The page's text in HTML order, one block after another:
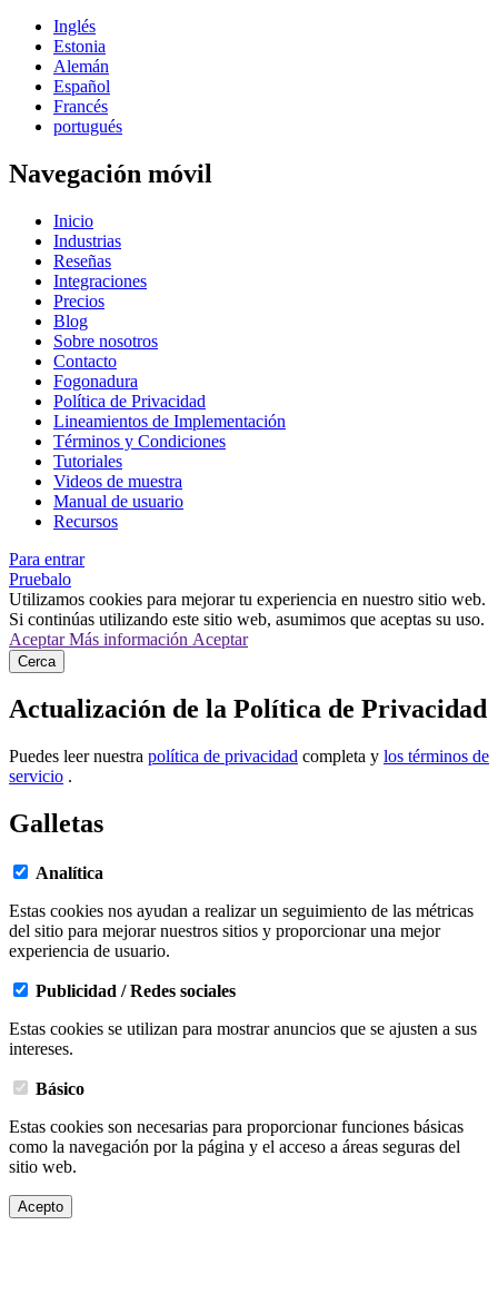
Inglés
Estonia
Alemán
Español
Francés
portugués
Navegación móvil
Inicio
Industrias
Reseñas
Integraciones
Precios
Blog
Sobre nosotros
Contacto
Fogonadura
Política de Privacidad
Lineamientos de Implementación
Términos y Condiciones
Tutoriales
Videos de muestra
Manual de usuario
Recursos
Para entrar
Pruebalo
Utilizamos cookies para mejorar tu experiencia en nuestro sitio web.
Si continúas utilizando este sitio web, asumimos que aceptas su uso.
AceptarMás información Aceptar
Cerca
Actualización de la Política de Privacidad
Puedes leer nuestra política de privacidad completa y los términos de
servicio .
Galletas
Analítica
Estas cookies nos ayudan a realizar un seguimiento de las métricas
del sitio para mejorar nuestros sitios y proporcionar una mejor
experiencia de usuario.
Publicidad / Redes sociales
Estas cookies se utilizan para mostrar anuncios que se ajusten a sus
intereses.
Básico
Estas cookies son necesarias para proporcionar funciones básicas
como la navegación por la página y el acceso a áreas seguras del
sitio web.
Acepto